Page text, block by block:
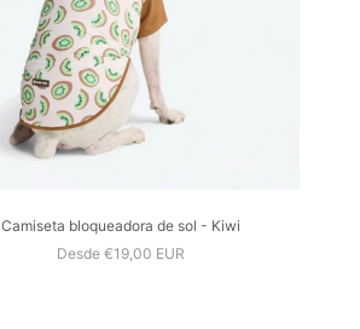
Camiseta bloqueadora de sol - Kiwi
Desde €19,00 EUR